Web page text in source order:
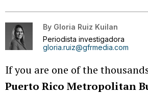
By Gloria Ruiz Kuilan
Periodista investigadora
gloria.ruiz@gfrmedia.com
If you are one of the
Puerto Rico Metropolitan